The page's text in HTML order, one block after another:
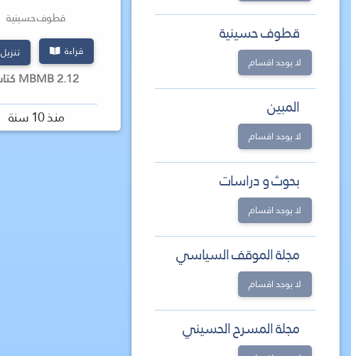
قطوف حسينية
لا يوجد اقسام
المبين
لا يوجد اقسام
بحوث و دراسات
لا يوجد اقسام
مجلة الموقف السياسي
لا يوجد اقسام
مجلة المسرح الحسيني
قطوف حسينية
قراءة تنزيل
2.12 MBMB كتاب
منذ 10 سنة